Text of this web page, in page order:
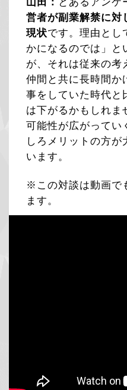
営者が副業解禁に対
現状です。理由とし
かになるのでは」と
が、それは従来の考
仲間と共に長時間か
事をしていた時代と
は下がるかもしれま
可能性が広がってい
しろメリットの方が
います。
※この対談は動画で
ます。